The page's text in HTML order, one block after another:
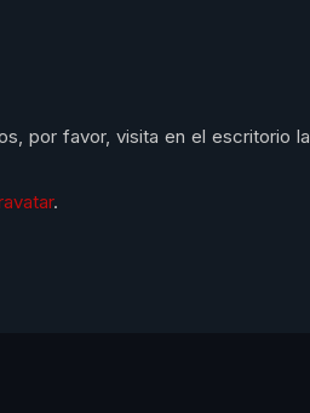
por favor, visita en el escritorio la
.